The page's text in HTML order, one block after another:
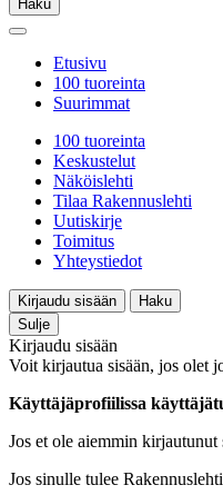
Haku
Etusivu
100 tuoreinta
Suurimmat
100 tuoreinta
Keskustelut
Näköislehti
Tilaa Rakennuslehti
Uutiskirje
Toimitus
Yhteystiedot
Kirjaudu sisään
Haku
Sulje
Kirjaudu sisään
Voit kirjautua sisään, jos olet
Käyttäjäprofiilissa
Jos et ole aiemmin kirjautunut
Jos sinulle tulee